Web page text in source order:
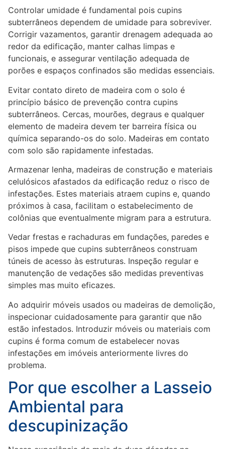
Controlar umidade é fundamental pois cupins
subterrâneos dependem de umidade para sobreviver.
Corrigir vazamentos, garantir drenagem adequada ao
redor da edificação, manter calhas limpas e
funcionais, e assegurar ventilação adequada de
porões e espaços confinados são medidas essenciais.
Evitar contato direto de madeira com o solo é
princípio básico de prevenção contra cupins
subterrâneos. Cercas, mourões, degraus e qualquer
elemento de madeira devem ter barreira física ou
química separando-os do solo. Madeiras em contato
com solo são rapidamente infestadas.
Armazenar lenha, madeiras de construção e materiais
celulósicos afastados da edificação reduz o risco de
infestações. Estes materiais atraem cupins e, quando
próximos à casa, facilitam o estabelecimento de
colônias que eventualmente migram para a estrutura.
Vedar frestas e rachaduras em fundações, paredes e
pisos impede que cupins subterrâneos construam
túneis de acesso às estruturas. Inspeção regular e
manutenção de vedações são medidas preventivas
simples mas muito eficazes.
Ao adquirir móveis usados ou madeiras de demolição,
inspecionar cuidadosamente para garantir que não
estão infestados. Introduzir móveis ou materiais com
cupins é forma comum de estabelecer novas
infestações em imóveis anteriormente livres do
problema.
Por que escolher a Lasseio
Ambiental para
descupinização